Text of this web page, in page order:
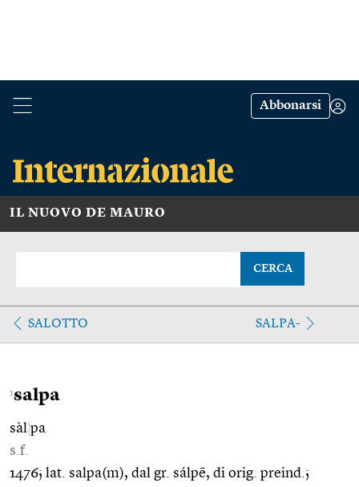
Abbonarsi
IL NUOVO DE MAURO
CERCA
SALOTTO SALPA-
1salpa
sàl pa
s.f.
1476; lat. salpa(m), dal gr. sálpē, di orig. preind.;